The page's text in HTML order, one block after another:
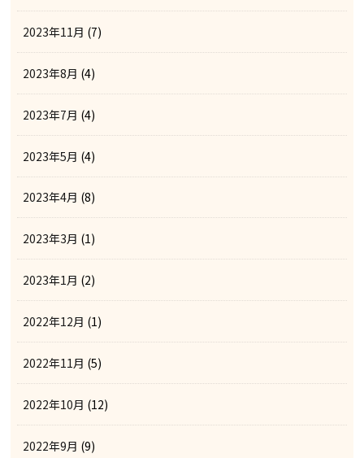
2023年11月 (7)
2023年8月 (4)
2023年7月 (4)
2023年5月 (4)
2023年4月 (8)
2023年3月 (1)
2023年1月 (2)
2022年12月 (1)
2022年11月 (5)
2022年10月 (12)
2022年9月 (9)